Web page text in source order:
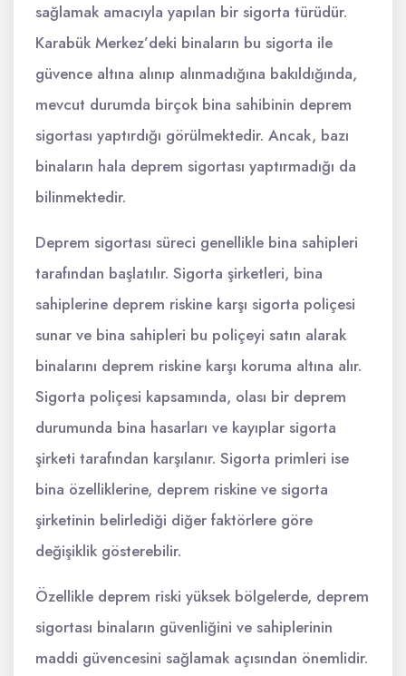
sağlamak amacıyla yapılan bir sigorta türüdür.
Karabük Merkez’deki binaların bu sigorta ile
güvence altına alınıp alınmadığına bakıldığında,
mevcut durumda birçok bina sahibinin deprem
sigortası yaptırdığı görülmektedir. Ancak, bazı
binaların hala deprem sigortası yaptırmadığı da
bilinmektedir.
Deprem sigortası süreci genellikle bina sahipleri
tarafından başlatılır. Sigorta şirketleri, bina
sahiplerine deprem riskine karşı sigorta poliçesi
sunar ve bina sahipleri bu poliçeyi satın alarak
binalarını deprem riskine karşı koruma altına alır.
Sigorta poliçesi kapsamında, olası bir deprem
durumunda bina hasarları ve kayıplar sigorta
şirketi tarafından karşılanır. Sigorta primleri ise
bina özelliklerine, deprem riskine ve sigorta
şirketinin belirlediği diğer faktörlere göre
değişiklik gösterebilir.
Özellikle deprem riski yüksek bölgelerde, deprem
sigortası binaların güvenliğini ve sahiplerinin
maddi güvencesini sağlamak açısından önemlidir.